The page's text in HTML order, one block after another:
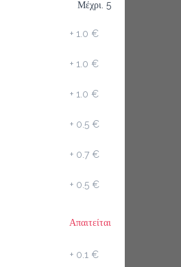
Μέχρι. 5
+1.0 €
+1.0 €
+1.0 €
+0.5 €
+0.7 €
+0.5 €
Απαιτείται
+0.1 €